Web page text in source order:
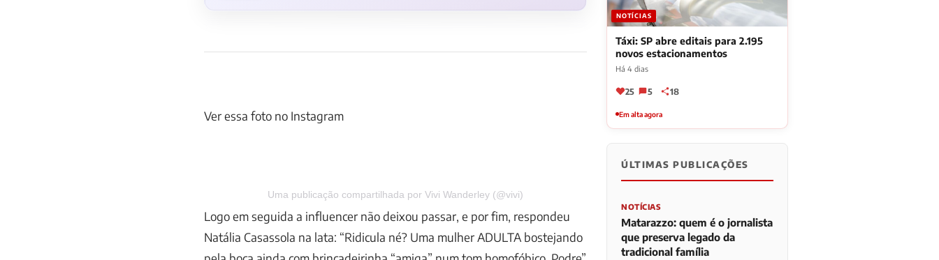
Ver essa foto no Instagram
Uma publicação compartilhada por Vivi Wanderley (@vivi)
Logo em seguida a influencer não deixou passar, e por fim, respondeu
Natália Casassola na lata: “Ridicula né? Uma mulher ADULTA bostejando
NOTÍCIAS
Táxi: SP abre editais para 2.195
novos estacionamentos
Há 4 dias
25 5 18
Em alta agora
ÚLTIMAS PUBLICAÇÕES
NOTÍCIAS
Matarazzo: quem é o jornalista
que preserva legado da
tradicional família